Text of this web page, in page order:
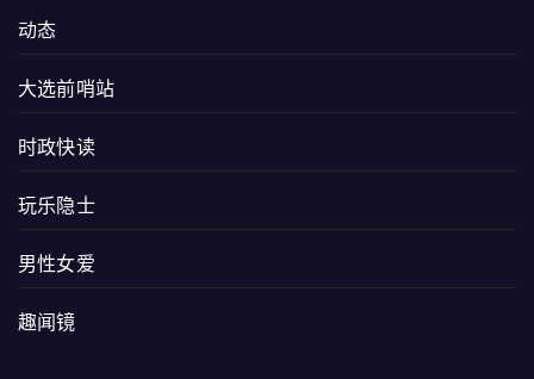
动态
大选前哨站
时政快读
玩乐隐士
男性女爱
趣闻镜